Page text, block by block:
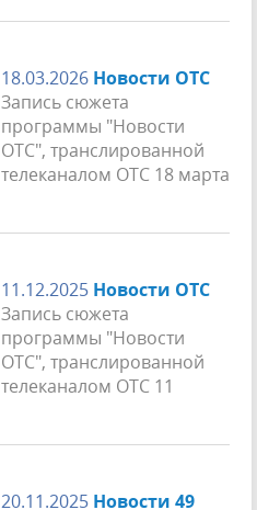
18.03.2026 Новости ОТС
Запись сюжета
программы "Новости
ОТС", транслированной
телеканалом ОТС 18 марта
11.12.2025 Новости ОТС
Запись сюжета
программы "Новости
ОТС", транслированной
телеканалом ОТС 11
20.11.2025 Новости 49